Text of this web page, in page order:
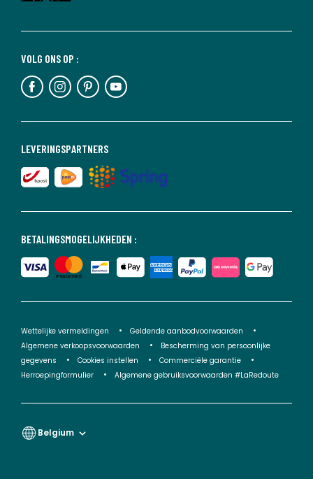
BETALINGSMOGELIJKHEDEN :
LEVERINGSPARTNERS
VOLG ONS OP :
Wettelijke vermeldingen
Geldende aanbodvoorwaarden
Algemene verkoopsvoorwaarden
Bescherming van persoonlijke
gegevens
Cookies instellen
Commerciële garantie
Herroepingformulier
Algemene gebruiksvoorwaarden #LaRedoute
Belgium